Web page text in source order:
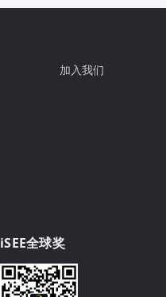
加入我们
iSEE全球奖